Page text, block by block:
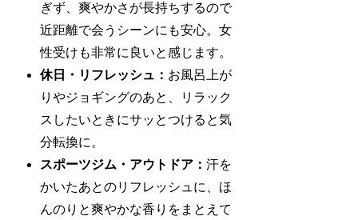
ぎず、爽やかさが長持ちするので
近距離で会うシーンにも安心。女
性受けも非常に良いと感じます。
休日・リフレッシュ： お風呂上が
りやジョギングのあと、リラック
スしたいときにサッとつけると気
分転換に。
スポーツジム・アウトドア：汗を
かいたあとのリフレッシュに、ほ
んのりと爽やかな香りをまとえて